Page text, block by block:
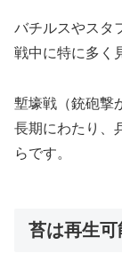
バチルスやスタ
戦中に特に多く
塹壕戦（銃砲撃
長期にわたり、
らです。
苔は再生